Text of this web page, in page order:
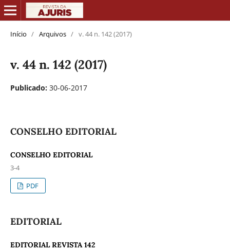
Início / Arquivos / v. 44 n. 142 (2017)
v. 44 n. 142 (2017)
Publicado: 30-06-2017
CONSELHO EDITORIAL
CONSELHO EDITORIAL
3-4
PDF
EDITORIAL
EDITORIAL REVISTA 142